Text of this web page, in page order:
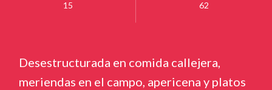
15 62
Desestructurada en comida callejera,
meriendas en el campo, apericena y platos